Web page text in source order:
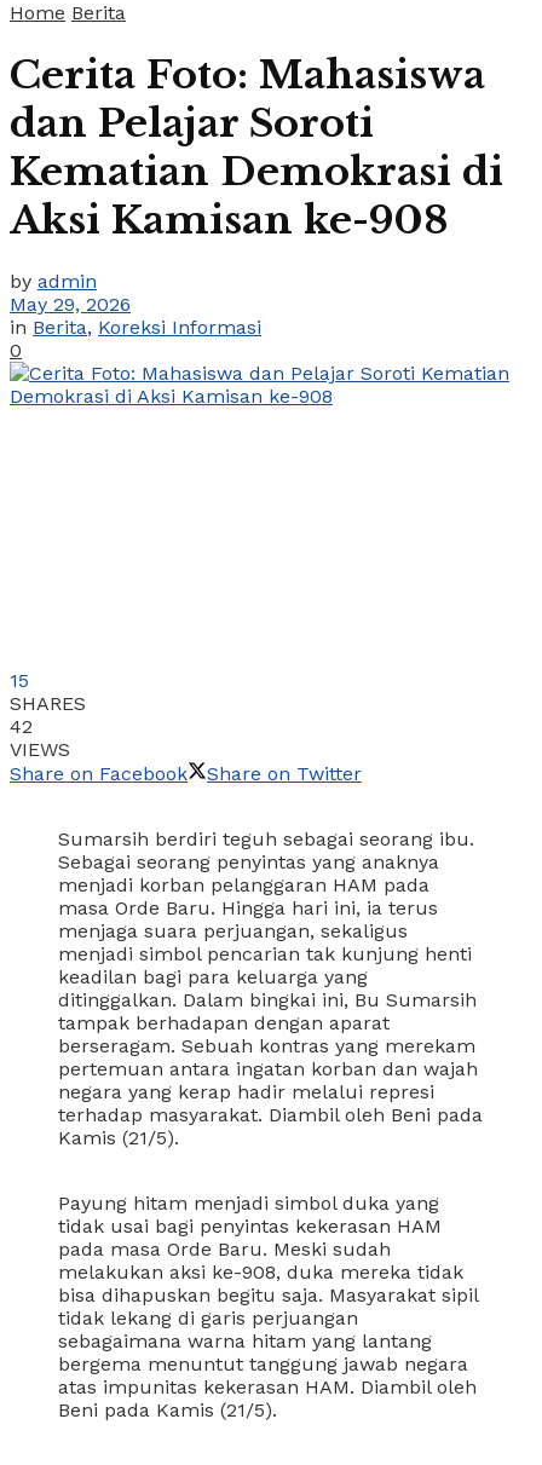
Home Berita
Cerita Foto: Mahasiswa
dan Pelajar Soroti
Kematian Demokrasi di
Aksi Kamisan ke-908
by admin
May 29, 2026
in Berita, Koreksi Informasi
0
15
SHARES
42
VIEWS
Share on Facebook
Share on Twitter
Sumarsih berdiri teguh sebagai seorang ibu.
Sebagai seorang penyintas yang anaknya
menjadi korban pelanggaran HAM pada
masa Orde Baru. Hingga hari ini, ia terus
menjaga suara perjuangan, sekaligus
menjadi simbol pencarian tak kunjung henti
keadilan bagi para keluarga yang
ditinggalkan. Dalam bingkai ini, Bu Sumarsih
tampak berhadapan dengan aparat
berseragam. Sebuah kontras yang merekam
pertemuan antara ingatan korban dan wajah
negara yang kerap hadir melalui represi
terhadap masyarakat. Diambil oleh Beni pada
Kamis (21/5).
Payung hitam menjadi simbol duka yang
tidak usai bagi penyintas kekerasan HAM
pada masa Orde Baru. Meski sudah
melakukan aksi ke-908, duka mereka tidak
bisa dihapuskan begitu saja. Masyarakat sipil
tidak lekang di garis perjuangan
sebagaimana warna hitam yang lantang
bergema menuntut tanggung jawab negara
atas impunitas kekerasan HAM. Diambil oleh
Beni pada Kamis (21/5).